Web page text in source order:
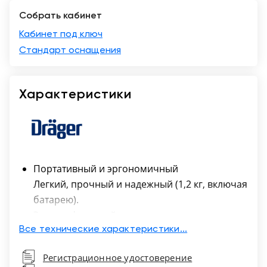
Москва
Собрать кабинет
Кабинет под ключ
Стандарт оснащения
Характеристики
Портативный и эргономичный
Легкий, прочный и надежный (1,2 кг, включая
батарею).
на 180°
стороны от пациента в палате или при
Все технические характеристики...
Регистрационное удостоверение